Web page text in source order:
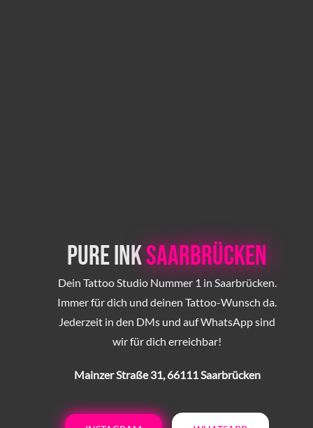
Pure InkSaarbrücken
Dein Tattoo Studio Nummer 1 in Saarbrücken.
Immer für dich und deinen Tattoo-Wunsch da.
Jederzeit in den DMs und auf WhatsApp sind
wir für dich erreichbar!
Mainzer Straße 31, 66111 Saarbrücken